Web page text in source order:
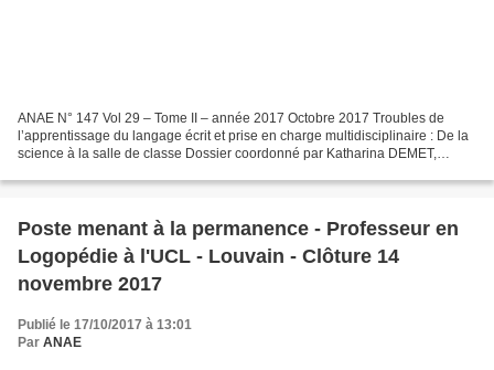
ANAE N° 147 Vol 29 – Tome II – année 2017 Octobre 2017 Troubles de
l’apprentissage du langage écrit et prise en charge multidisciplinaire : De la
science à la salle de classe Dossier coordonné par Katharina DEMET,
Poste menant à la permanence - Professeur en
Logopédie à l'UCL - Louvain - Clôture 14
novembre 2017
Publié le 17/10/2017 à 13:01
Par ANAE